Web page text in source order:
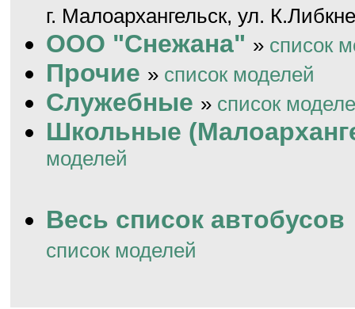
г. Малоархангельск, ул.
ООО "Снежана" » список
Прочие » список моделей
Служебные » список
Школьные
моделей
Весь список автобусов
список моделей